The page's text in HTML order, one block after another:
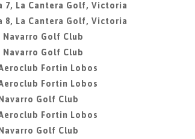
7, La Cantera Golf, Victoria
8, La Cantera Golf, Victoria
Navarro Golf Club
Navarro Golf Club
Fortin Lobos
Fortin Lobos
Golf Club
Fortin Lobos
Golf Club